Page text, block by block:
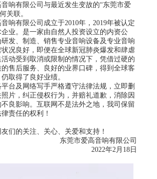
响有限公司与最近发生变故的“东莞市爱
关联。
响有限公司成立于2010年，2019年被认定
业。是一家由自然人投资设立的内资公
发、制造、销售专业音响设备及专业音响
况良好，即便在全球新冠肺炎爆发和肆虐
动受到取消或限制的情况下，凭借过硬的
售后服务、良好的业界口碑，得到全球客
取得了良好业绩。
台及网络写手严格遵守法律法规，立即删
片，纠正侵权行为，并赔礼道歉，消除因
良影响。互联网不是法外之地，我司保留
责任的权利！
们的关注、关心、关爱和支持！
东莞市爱高音响有限公司
2022年2月18日